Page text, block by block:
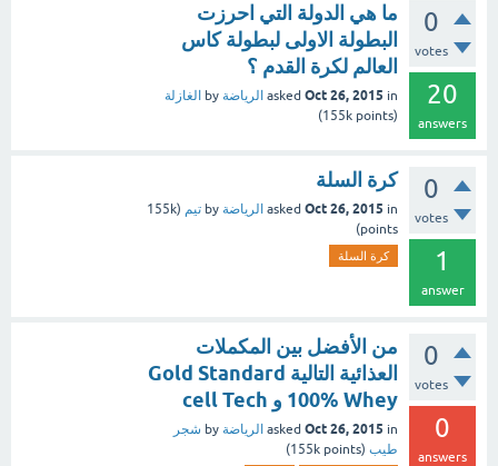
0
votes
20
answers
ما هي الدولة التي احرزت
البطولة الاولى لبطولة كاس
العالم لكرة القدم ؟
asked Oct 26, 2015 in الرياضة by الغازلة
(
155k points)
0
votes
1
answer
كرة السلة
asked Oct 26, 2015 in الرياضة by تيم (
155k
points)
كرة السلة
0
votes
0
answers
من الأفضل بين المكملات
العذائية التالية Gold Standard
100% Whey و cell Tech
asked Oct 26, 2015 in الرياضة by شجر
طيب (
155k points)